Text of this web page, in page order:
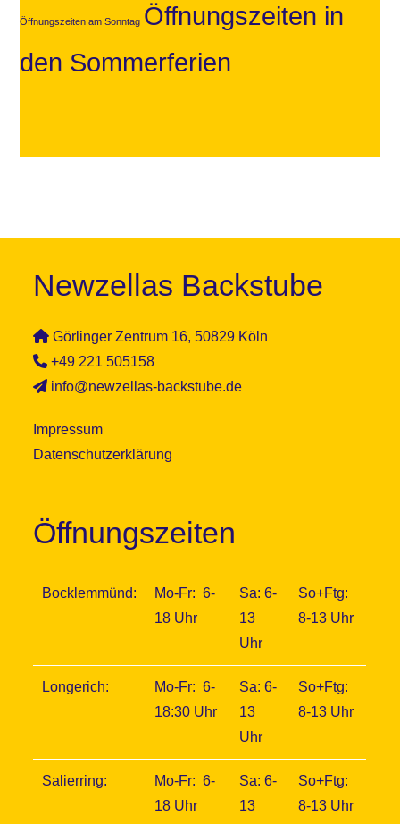
Öffnungszeiten am Sonntag Öffnungszeiten in
den Sommerferien
Newzellas Backstube
Görlinger Zentrum 16, 50829 Köln
+49 221 505158
info@newzellas-backstube.de
Impressum
Datenschutzerklärung
Öffnungszeiten
Bocklemmünd:
Mo-Fr: 6-
18 Uhr
Sa: 6-
13
Uhr
So+Ftg:
8-13 Uhr
Longerich:
Mo-Fr: 6-
18:30 Uhr
Sa: 6-
13
Uhr
So+Ftg:
8-13 Uhr
Salierring:
Mo-Fr: 6-
18 Uhr
Sa: 6-
13
So+Ftg:
8-13 Uhr